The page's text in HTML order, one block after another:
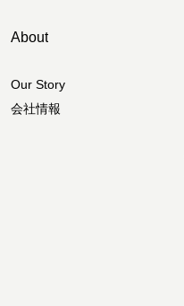
About
Our Story
会社情報